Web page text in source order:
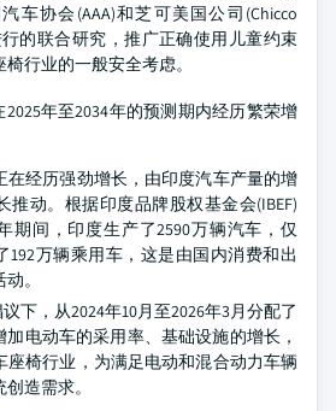
车协会(AAA)和芝可美国公司(Chicco
行的联合研究，推广正确使用儿童约束
行业的一般安全考虑。
年至2034年的预测期内经历繁荣增
在经历强劲增长，由印度汽车产量的增
推动。根据印度品牌股权基金会(IBEF)
期间，印度生产了2590万辆汽车，仅
192万辆乘用车，这是由国内消费和出
。
议下，从2024年10月至2026年3月分配了
加电动车的采用率、基础设施的增长，
座椅行业，为满足电动和混合动力车辆
造需求。